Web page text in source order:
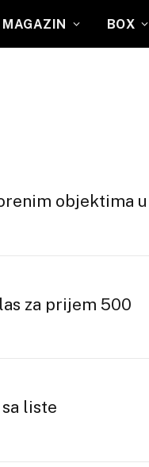
MAGAZIN BOX
objektima u
za prijem 500
liste